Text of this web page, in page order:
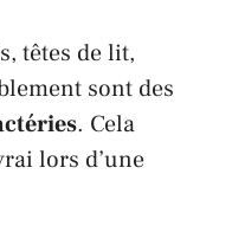
têtes de lit,
sont des
. Cela
lors d’une